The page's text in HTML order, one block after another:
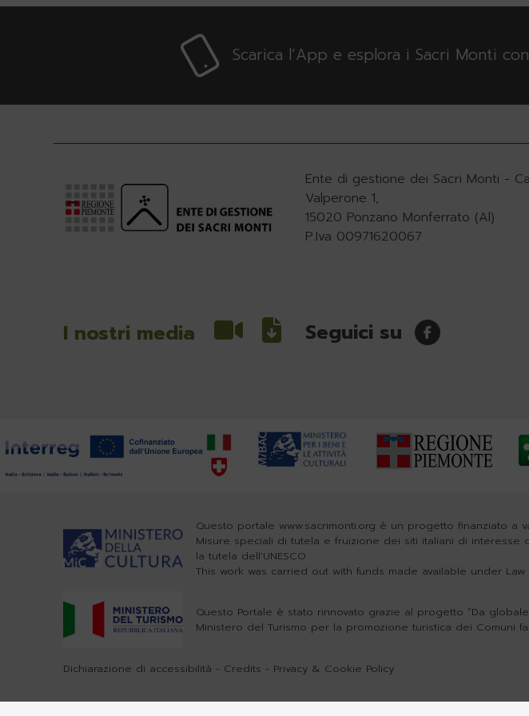
Scarica l’App e esplora i Sacri Monti
Ente di gestione dei Sacri Monti -
Valperone 1,
15020 Ponzano Monferrato (Al)
P.Iva 00971620067
I nostri media Seguici su
Questo portale www.sacrimonti.org è un progetto finanziato
Misure speciali di tutela e fruizione dei siti italiani di
la tutela dell'UNESCO
This work was carried out with funds made available under
Questo Portale è stato rinnovato grazie al progetto “Da
Ministero del Turismo per la promozione turistica dei Comuni
Dichiarazione di accessibilità - Credits - Privacy & Cookie Policy